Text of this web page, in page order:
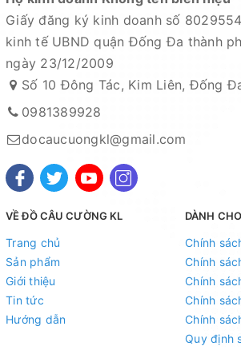
cứng M
- Over There 103M | 2 khúc | Chiều
160cm | Trọng lượng 175gr | Đọt
Lure 10-45gr | Jig 10-50gr | Line PE
cứng M
Giấy đăng ký kinh doanh số
kinh tế UBND quận Đống Đa thành
ngày 23/12/2009
Số 10 Đông Tác, Kim Liên, Đống
0981389928
docaucuongkl@gmail.com
VỀ ĐỒ CÂU CƯỜNG KL
Trang chủ
Sản phẩm
Giới thiệu
Tin tức
Hướng dẫn
DÀNH
Chính
Chính
Chính
Chính
Chính
Quy định